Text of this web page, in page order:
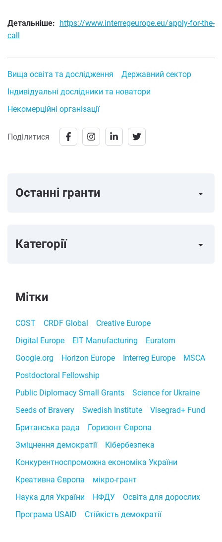
Детальніше: https://www.interregeurope.eu/apply-for-the-
call
Вища освіта та дослідження
Державний сектор
Індивідуальні дослідники та новатори
Некомерційні організації
Поділитися
Останні гранти arrow_right
Категорії arrow_right
Мітки
COST CRDF Global
Creative Europe
Digital Europe
EIT Manufacturing
Euratom
Google.org
Horizon Europe Interreg Europe
MSCA
Postdoctoral Fellowship
Public Diplomacy Small Grants
Science for Ukraine
Seeds of Bravery
Swedish Institute
Visegrad+ Fund
Британська рада
Горизонт Європа
Зміцнення демократії
Кібербезпека
Конкурентноспроможна економіка України
Креативна Європа
мікро-грант
Наука для України
НФДУ
Освіта для дорослих
Програма USAID
Стійкість демократії